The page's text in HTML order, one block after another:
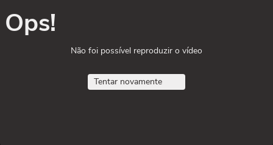
Ops!
Não foi possível reproduzir o vídeo
Tentar novamente